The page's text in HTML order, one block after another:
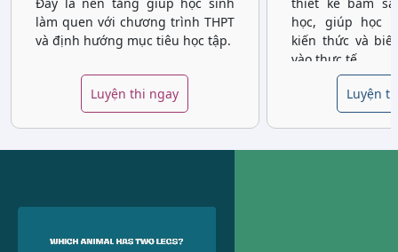
làm quen với chương trình THPT
và định hướng mục tiêu học tập.
Luyện thi ngay
học, giúp học
kiến thức và
vào thực tế.
Luyện